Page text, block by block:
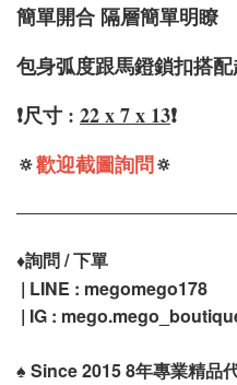
簡單開合 隔層簡單明瞭
包身弧度跟馬鐙鎖扣搭
❗️尺寸 : 22 x 7 x 13❗️
🔅歡迎截圖詢問🔅
♦️詢問 / 下單
| LINE : megomego178
| IG :
♠️ Since 2015 8年專業精品